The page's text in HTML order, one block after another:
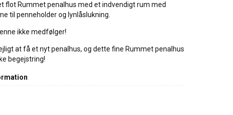
flot Rummet penalhus med et indvendigt rum med
til penneholder og lynlåslukning.
ikke medfølger!
at få et nyt penalhus, og dette fine Rummet penalhus
begejstring!